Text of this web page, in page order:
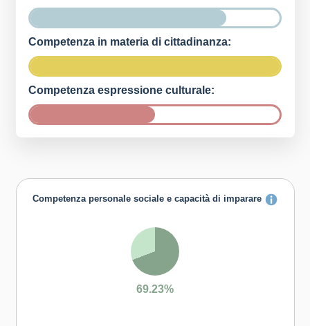
Competenza in materia di cittadinanza:
Competenza espressione culturale:
Competenza personale sociale e capacità di imparare
69.23%